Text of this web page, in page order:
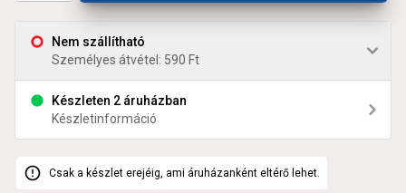
Nem szállítható
Személyes átvétel: 590 Ft
Készleten 2 áruházban
Készletinformáció
Csak a készlet erejéig, ami áruházanként eltérő lehet.